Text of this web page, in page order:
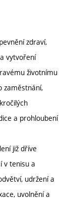
zdraví,
vytvoření
životnímu
zaměstnání,
a prohloubení
již dříve
v tenisu a
udržení a
uvolnění a